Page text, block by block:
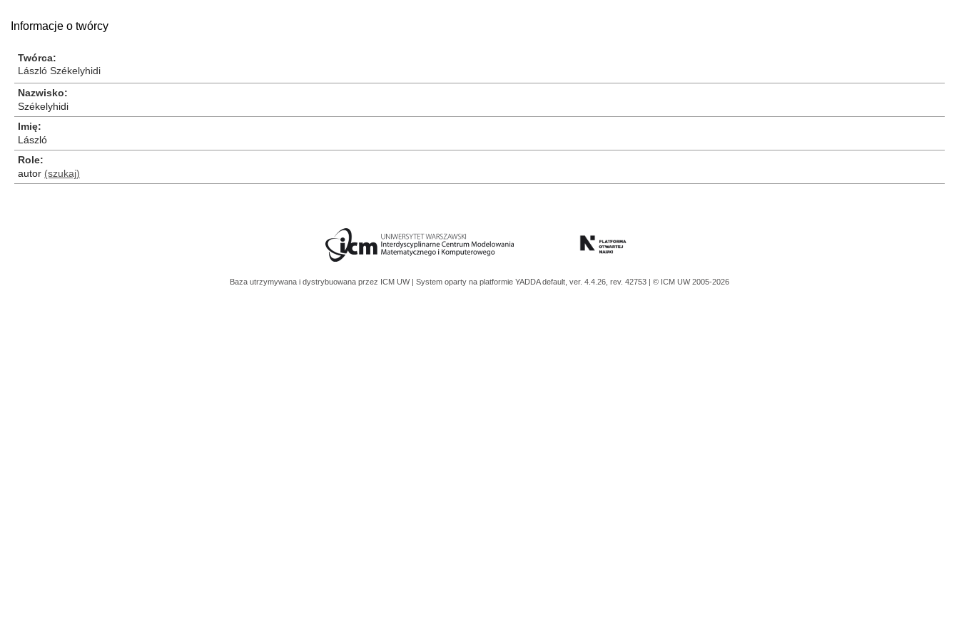
Informacje o twórcy
Twórca
László Székelyhidi
Nazwisko
Székelyhidi
Imię
László
Role
autor (szukaj)
Baza utrzymywana i dystrybuowana przez ICM UW | System oparty na platformie YADDAdefault, ver. 4.4.26, rev. 42753 | © ICM UW 2005-2026